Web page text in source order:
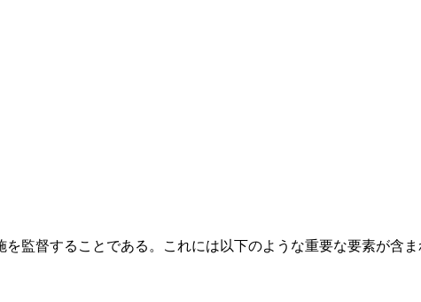
監督することである。これには以下のような重要な要素が含ま